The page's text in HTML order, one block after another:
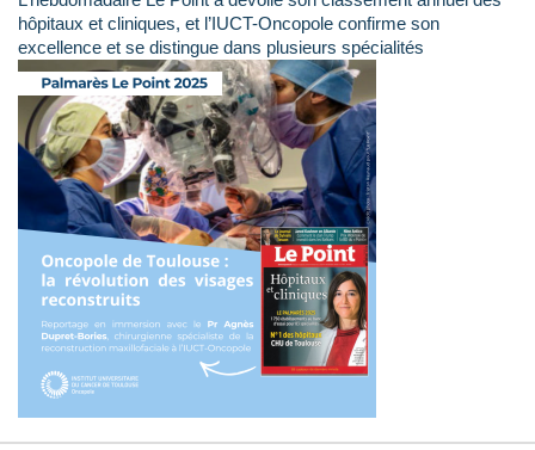
hôpitaux et cliniques, et l’IUCT-Oncopole confirme son
excellence et se distingue dans plusieurs spécialités